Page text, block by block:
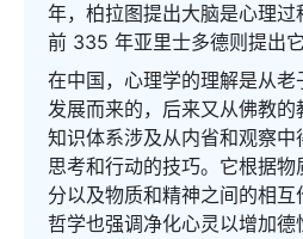
年，柏拉图提出大脑是心理
前 335 年亚里士多德则提出它
在中国，心理学的理解是从
发展而来的，后来又从佛教
知识体系涉及从内省和观察
思考和行动的技巧。它根据物
分以及物质和精神之间的相
哲学也强调净化心灵以增加